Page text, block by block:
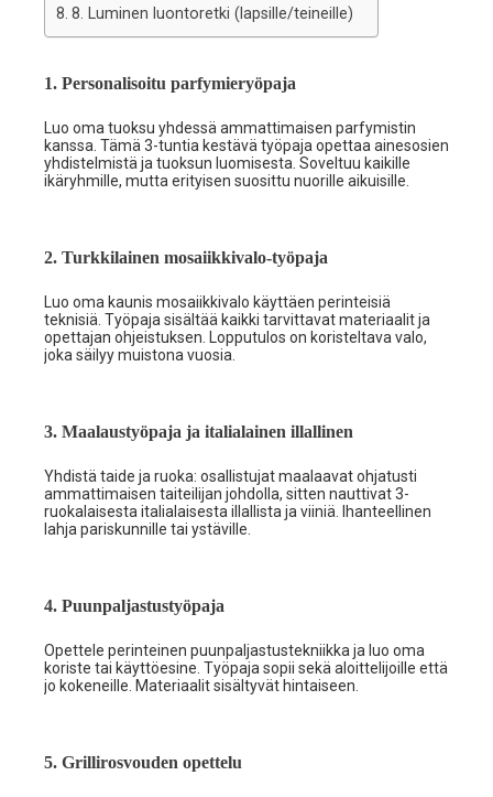
8. Luminen luontoretki (lapsille/teineille)
1. Personalisoitu parfymieryöpaja
Luo oma tuoksu yhdessä ammattimaisen parfymistin
kanssa. Tämä 3-tuntia kestävä työpaja opettaa ainesosien
yhdistelmistä ja tuoksun luomisesta. Soveltuu kaikille
ikäryhmille, mutta erityisen suosittu nuorille aikuisille.
2. Turkkilainen mosaiikkivalo-työpaja
Luo oma kaunis mosaiikkivalo käyttäen perinteisiä
teknisiä. Työpaja sisältää kaikki tarvittavat materiaalit ja
opettajan ohjeistuksen. Lopputulos on koristeltava valo,
joka säilyy muistona vuosia.
3. Maalaustyöpaja ja italialainen illallinen
Yhdistä taide ja ruoka: osallistujat maalaavat ohjatusti
ammattimaisen taiteilijan johdolla, sitten nauttivat 3-
ruokalaisesta italialaisesta illallista ja viiniä. Ihanteellinen
lahja pariskunnille tai ystäville.
4. Puunpaljastustyöpaja
Opettele perinteinen puunpaljastustekniikka ja luo oma
koriste tai käyttöesine. Työpaja sopii sekä aloittelijoille että
jo kokeneille. Materiaalit sisältyvät hintaiseen.
5. Grillirosvouden opettelu